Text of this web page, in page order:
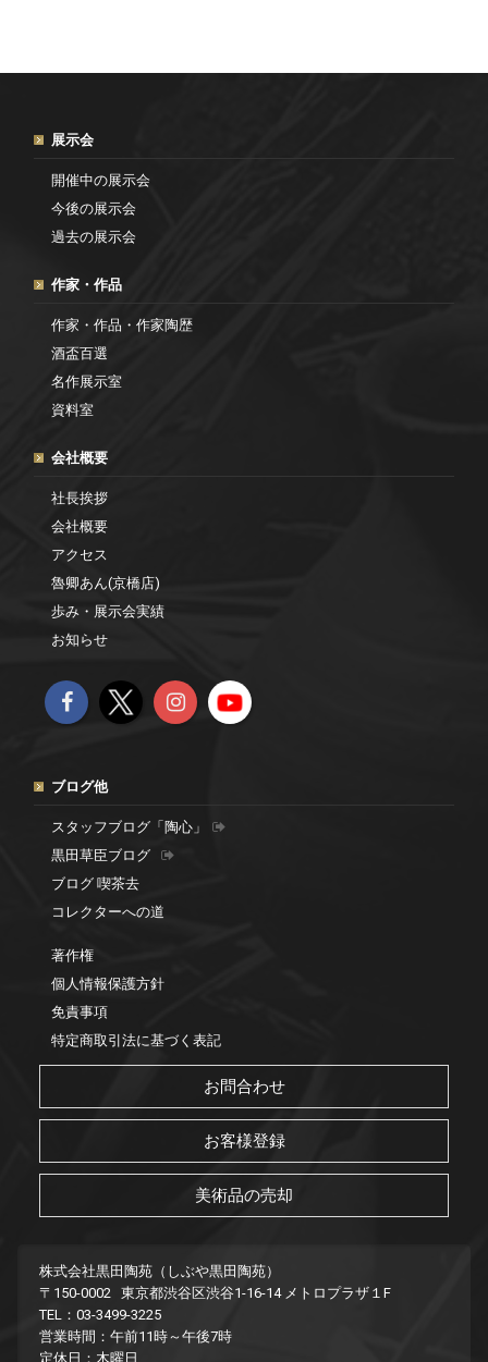
展示会
開催中の展示会
今後の展示会
過去の展示会
作家・作品
作家・作品・作家陶歴
酒盃百選
名作展示室
資料室
会社概要
社長挨拶
会社概要
アクセス
魯卿あん(京橋店)
歩み・展示会実績
お知らせ
ブログ他
スタッフブログ「陶心」
黒田草臣ブログ
ブログ 喫茶去
コレクターへの道
著作権
個人情報保護方針
免責事項
特定商取引法に基づく表記
お問合わせ
お客様登録
美術品の売却
株式会社黒田陶苑（しぶや黒田陶苑）
〒150-0002 東京都渋谷区渋谷1-16-14 メトロプラザ１F
TEL：03-3499-3225
営業時間：午前11時～午後7時
定休日：木曜日